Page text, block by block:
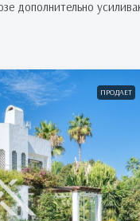
дополнительно
ПРОДАЕТ